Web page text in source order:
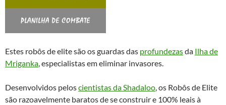
Estes robôs de elite são os guardas das profundezasda Ilha de
Mriganka, especialistas em eliminar invasores.
Desenvolvidos peloscientistas da Shadaloo, os Robôs de Elite
são razoavelmente baratos de se construir e 100% leais à